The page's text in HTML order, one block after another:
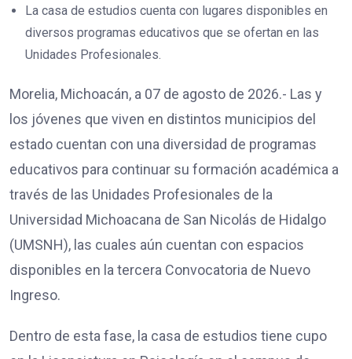
La casa de estudios cuenta con lugares disponibles en
diversos programas educativos que se ofertan en las
Unidades Profesionales.
Morelia, Michoacán, a 07 de agosto de 2026.- Las y
los jóvenes que viven en distintos municipios del
estado cuentan con una diversidad de programas
educativos para continuar su formación académica a
través de las Unidades Profesionales de la
Universidad Michoacana de San Nicolás de Hidalgo
(UMSNH), las cuales aún cuentan con espacios
disponibles en la tercera Convocatoria de Nuevo
Ingreso.
Dentro de esta fase, la casa de estudios tiene cupo